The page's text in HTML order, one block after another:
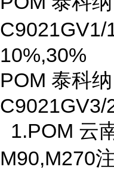
C9021GV1/
10%,30%
POM 泰科纳
C9021GV3/
1.POM 云
M90,M270